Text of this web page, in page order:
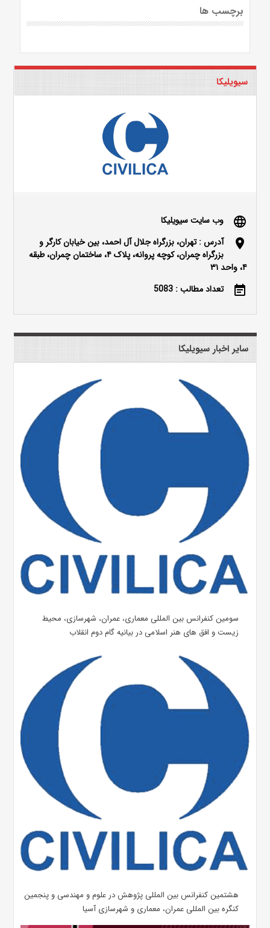
برچسب ها
سیویلیکا
language وب سایت سیویلیکا
location_on
آدرس : تهران، بزرگراه جلال آل احمد، بین خیابان کارگر و
بزرگراه چمران، کوچه پروانه، پلاک ۴، ساختمان چمران، طبقه
۴، واحد ۳۱
event_note تعداد مطالب : 5083
سایر اخبار سیویلیکا
سومین کنفرانس بین المللی معماری، عمران، شهرسازی، محیط
زیست و افق های هنر اسلامی در بیانیه گام دوم انقلاب
هشتمین کنفرانس بین المللی پژوهش در علوم و مهندسی و پنجمین
کنگره بین المللی عمران، معماری و شهرسازی آسیا